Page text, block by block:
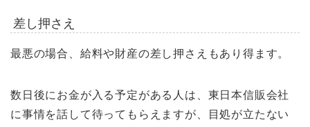
差し押さえ
最悪の場合、給料や財産の差し押さえもあり得ます。
数日後にお金が入る予定がある人は、東日本信販会社
に事情を話して待ってもらえますが、目処が立たない